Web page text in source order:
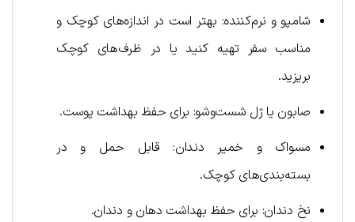
شامپو و نرم‌کننده: بهتر است در اندازه‌های کوچک و
مناسب سفر تهیه کنید یا در ظرف‌های کوچک
بریزید.
صابون یا ژل شست‌وشو: برای حفظ بهداشت پوست.
مسواک و خمیر دندان: قابل حمل و در
بسته‌بندی‌های کوچک.
نخ دندان: برای حفظ بهداشت دهان و دندان.